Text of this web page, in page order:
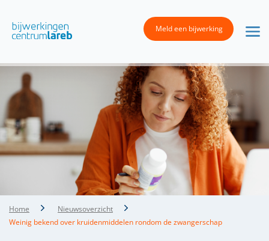
Meld een bijwerking
Home
Nieuwsoverzicht
Weinig bekend over kruidenmiddelen rondom de zwangerschap